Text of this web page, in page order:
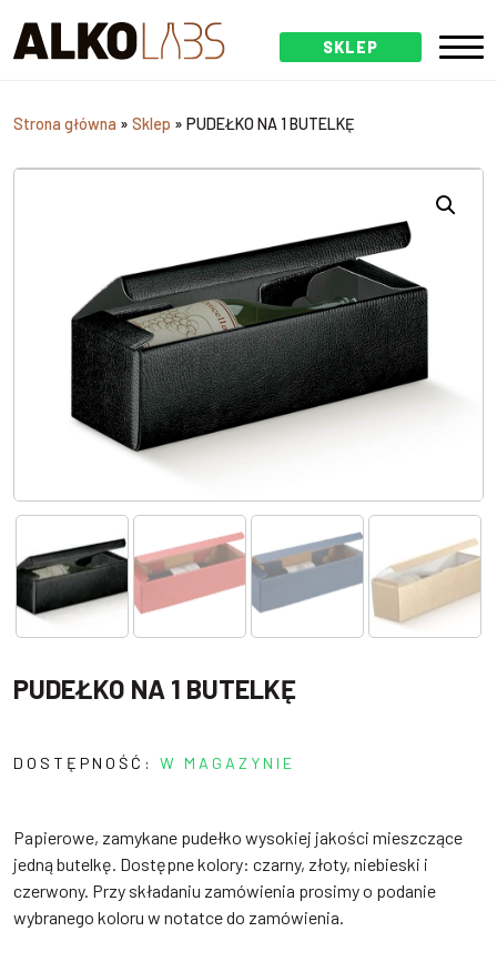
SKLEP
Strona główna » Sklep » PUDEŁKO NA 1 BUTELKĘ
PUDEŁKO NA 1 BUTELKĘ
DOSTĘPNOŚĆ: W MAGAZYNIE
Papierowe, zamykane pudełko wysokiej jakości mieszczące
jedną butelkę. Dostępne kolory: czarny, złoty, niebieski i
czerwony. Przy składaniu zamówienia prosimy o podanie
wybranego koloru w notatce do zamówienia.